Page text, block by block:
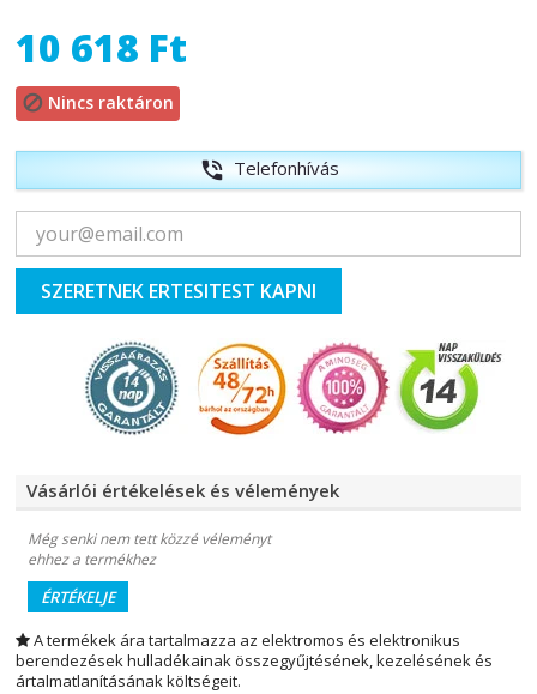
10 618 Ft
 Nincs raktáron
phone_in_talk Telefonhívás
SZERETNEK ERTESITEST KAPNI
Vásárlói értékelések és vélemények
Még senki nem tett közzé véleményt
ehhez a termékhez
ÉRTÉKELJE
A termékek ára tartalmazza az elektromos és elektronikus
berendezések hulladékainak összegyűjtésének, kezelésének és
ártalmatlanításának költségeit.